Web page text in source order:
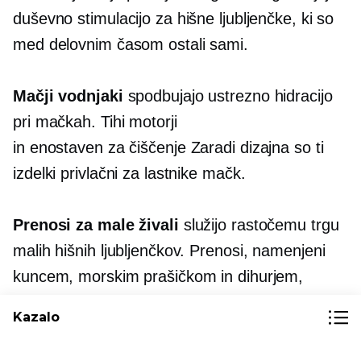
duševno stimulacijo za hišne ljubljenčke, ki so
med delovnim časom ostali sami.
Mačji vodnjaki spodbujajo ustrezno hidracijo
pri mačkah. Tihi motorji
in enostaven za čiščenjeZaradi dizajna so ti
izdelki privlačni za lastnike mačk.
Prenosi za male živali služijo rastočemu trgu
malih hišnih ljubljenčkov. Prenosi, namenjeni
kuncem, morskim prašičkom in dihurjem,
Kazalo